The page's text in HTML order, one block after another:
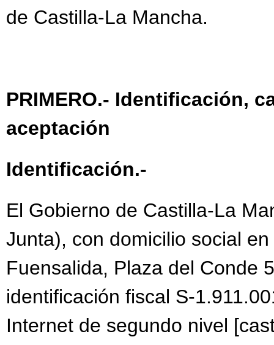
de Castilla-La Mancha.
PRIMERO.- Identificación,
aceptación
Identificación.-
El Gobierno de Castilla-La
Junta), con domicilio social
Fuensalida, Plaza del Conde
identificación fiscal S-
Internet de segundo nivel